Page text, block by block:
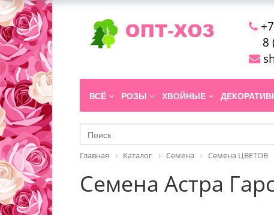
8
ВСЁ РОЗЫ ХВОЙНЫЕ
Главная Каталог Семена Семена ЦВЕТОВ
Семена Астра